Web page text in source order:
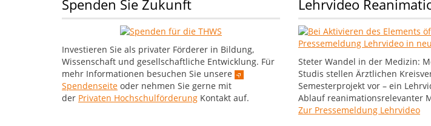
Spenden Sie Zukunft
Investieren Sie als privater Förderer in Bildung,
Wissenschaft und gesellschaftliche Entwicklung. Für
mehr Informationen besuchen Sie unsere
Spendenseite oder nehmen Sie gerne mit
der Privaten Hochschulförderung Kontakt auf.
Lehrvideo
Steter Wandel in der Medizin:
Studis stellen Ärztlichen
Semesterprojekt vor – ein
Ablauf reanimationsrelevanter
Zur Pressemeldung Lehrvideo